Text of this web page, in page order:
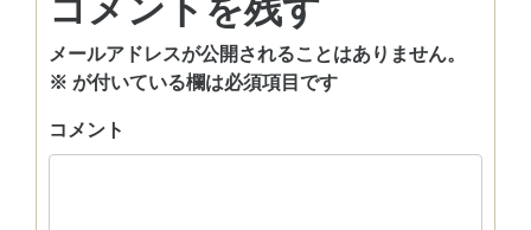
コメントを残す
メールアドレスが公開されることはありません。
※ が付いている欄は必須項目です
コメント